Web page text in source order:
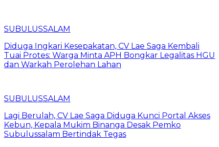
SUBULUSSALAM
Diduga Ingkari Kesepakatan, CV Lae Saga Kembali
Tuai Protes: Warga Minta APH Bongkar Legalitas HGU
dan Warkah Perolehan Lahan
SUBULUSSALAM
Lagi Berulah, CV Lae Saga Diduga Kunci Portal Akses
Kebun, Kepala Mukim Binanga Desak Pemko
Subulussalam Bertindak Tegas